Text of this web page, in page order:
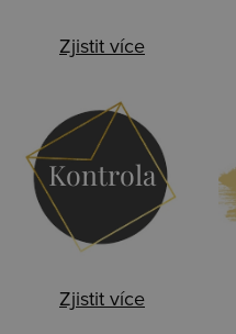
Zjistit více
Kontrola
Zjistit více